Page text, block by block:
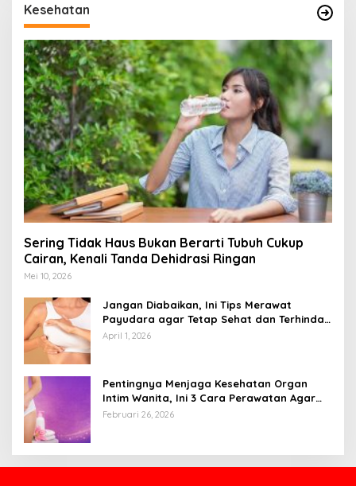
Kesehatan
Sering Tidak Haus Bukan Berarti Tubuh Cukup
Cairan, Kenali Tanda Dehidrasi Ringan
Mei 10, 2026
Jangan Diabaikan, Ini Tips Merawat
Payudara agar Tetap Sehat dan Terhindar
dari Risiko Penyakit
April 1, 2026
Pentingnya Menjaga Kesehatan Organ
Intim Wanita, Ini 3 Cara Perawatan Agar
Tetap Bersih
Februari 26, 2026